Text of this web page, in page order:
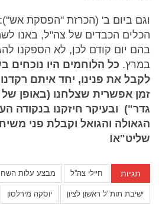
וגם ביום ב' (הכרזת "הפסקת
הכלים הכבדים של צה"ל, באנו
בהם יום קודם לכן, לא הספקנו
במרץ. כל הלוחמים היו
לקבל את פנינו, יחד איתם רקדנו
זמן אפשרית שצלחנו (באופן
גדר") ובעיקר חיזקנו בנקודה
הגאולה והגואל וקבלת פני
שליט"א!
תגיות חיילי צה''ל מבצע עלות
ישיבת תות"ל ראשון לציון יוסקה מירלסון